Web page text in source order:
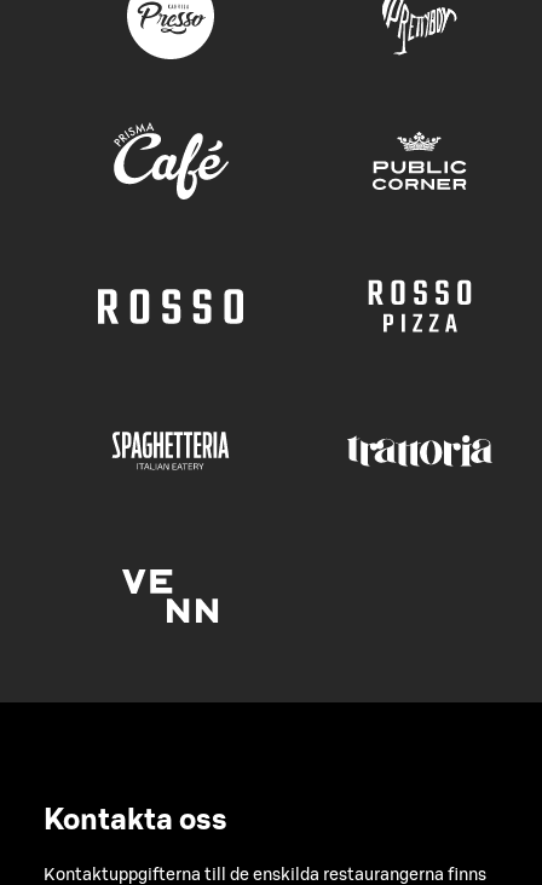
Kontakta oss
Kontaktuppgifterna till de enskilda restaurangerna finns